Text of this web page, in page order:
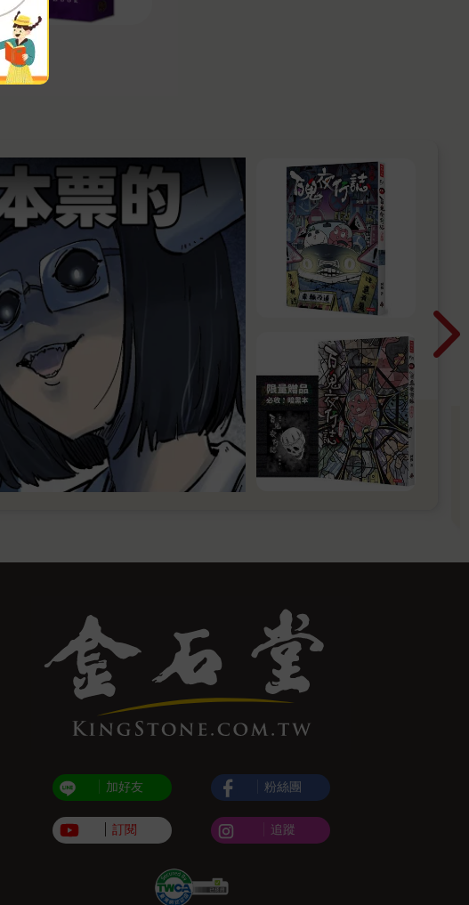
加好友
訂閱
粉絲團
追蹤